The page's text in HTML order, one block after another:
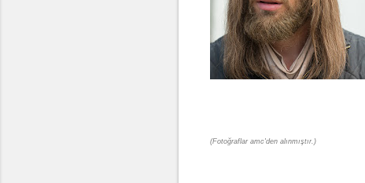
(Fotoğraflar amc'den alınmıştır.)